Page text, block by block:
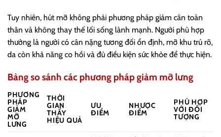
Tuy nhiên, hút mỡ không phải phương pháp giảm cân toàn
thân và không thay thế lối sống lành mạnh. Người phù hợp
thường là người có cân nặng tương đối ổn định, mỡ khu trú rõ,
da còn khả năng co hồi và đủ điều kiện sức khỏe để thực hiện.
Bảng so sánh các phương pháp giảm mỡ lưng
PHƯƠNG
PHÁP
GIẢM
MỠ
LƯNG
THỜI
GIAN
THẤY
HIỆU QUẢ
ƯU
ĐIỂM
NHƯỢC
ĐIỂM
PHÙ HỢP
VỚI ĐỐI
TƯỢNG